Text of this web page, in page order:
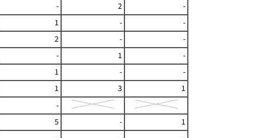
- 2
-
1 -
-
2 -
-
- 1
-
1 -
-
1 3
1
-
5 -
1